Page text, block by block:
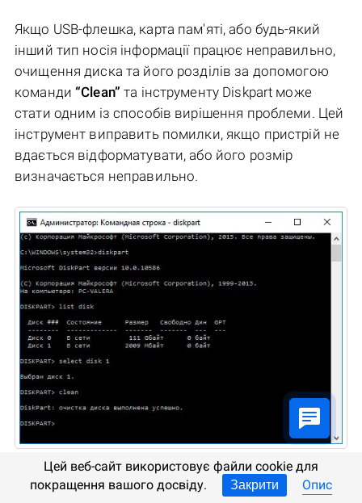
Якщо USB-флешка, карта пам'яті, або будь-який
інший тип носія інформації працює неправильно,
очищення диска та його розділів за допомогою
команди “Clean” та інструменту Diskpart може
стати одним із способів вирішення проблеми. Цей
інструмент виправить помилки, якщо пристрій не
вдається відформатувати, або його розмір
визначається неправильно.
Запустітькомандний рядоквід імені
Цей веб-сайт використовує файли cookie для
покращення вашого досвіду.
Закрити Опис